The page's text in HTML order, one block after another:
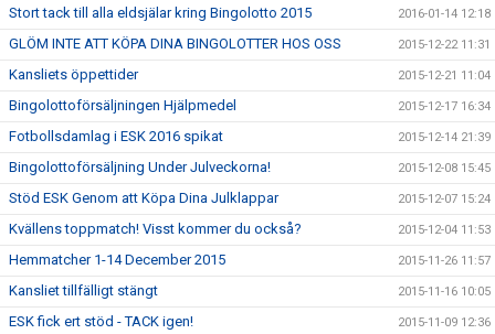
Stort tack till alla eldsjälar kring Bingolotto 2015 2016-01-14 12:18
GLÖM INTE ATT KÖPA DINA BINGOLOTTER HOS OSS 2015-12-22 11:31
Kansliets öppettider 2015-12-21 11:04
Bingolottoförsäljningen Hjälpmedel 2015-12-17 16:34
Fotbollsdamlag i ESK 2016 spikat 2015-12-14 21:39
Bingolottoförsäljning Under Julveckorna! 2015-12-08 15:45
Stöd ESK Genom att Köpa Dina Julklappar 2015-12-07 15:24
Kvällens toppmatch! Visst kommer du också? 2015-12-04 11:53
Hemmatcher 1-14 December 2015 2015-11-26 11:57
Kansliet tillfälligt stängt 2015-11-16 10:05
ESK fick ert stöd - TACK igen! 2015-11-09 12:36